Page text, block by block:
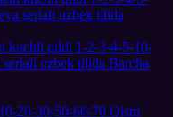
kuchli qildi 1-2-3-4-5-10-
uzbek tilida Barcha